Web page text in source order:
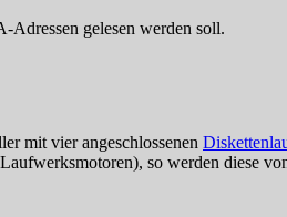
Adressen gelesen werden soll.
mit vier angeschlossenen
so werden diese